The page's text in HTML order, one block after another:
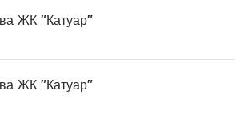
ЖК "Катуар"
ЖК "Катуар"